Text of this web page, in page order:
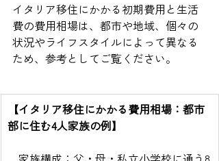
イタリア移住にかかる初期費用と生活
費の費用相場は、都市や地域、個々の
状況やライフスタイルによって異なる
ため、参考としてご覧ください。
【イタリア移住にかかる費用相場：都市
部に住む4人家族の例】